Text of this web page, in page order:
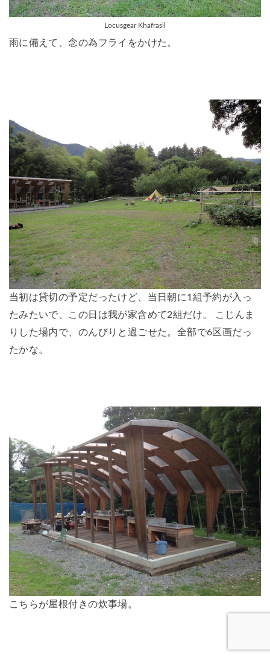
Locusgear Khafrasil
雨に備えて、念の為フライをかけた。
当初は貸切の予定だったけど、当日朝に1組予約が入っ
たみたいで、この日は我が家含めて2組だけ。 こじんま
りした場内で、のんびりと過ごせた。全部で6区画だっ
たかな。
こちらが屋根付きの炊事場。